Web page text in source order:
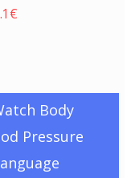
Body
Pressure